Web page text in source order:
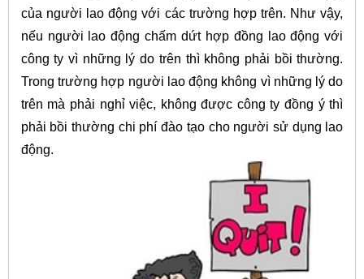
của người lao động với các trường hợp trên. Như vậy,
nếu người lao động chấm dứt hợp đồng lao động với
công ty vì những lý do trên thì không phải bồi thường.
Trong trường hợp người lao động không vì những lý do
trên mà phải nghỉ việc, không được công ty đồng ý thì
phải bồi thường chi phí đào tạo cho người sử dụng lao
động.